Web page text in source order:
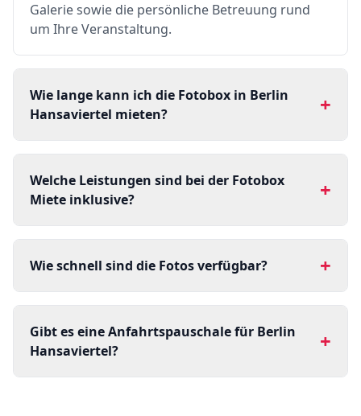
Galerie sowie die persönliche Betreuung rund
um Ihre Veranstaltung.
Wie lange kann ich die Fotobox in Berlin
Hansaviertel mieten?
+
Welche Leistungen sind bei der Fotobox
Miete inklusive?
+
Wie schnell sind die Fotos verfügbar? +
Gibt es eine Anfahrtspauschale für Berlin
Hansaviertel?
+